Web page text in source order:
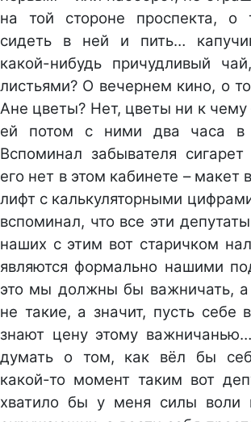
на той стороне проспекта, о
сидеть в ней и пить…
какой-нибудь причудливый
листьями? О вечернем кино, о
Ане цветы? Нет, цветы ни к чему
ей потом с ними два часа в
Вспоминал забывателя
его нет в этом кабинете – макет
лифт с калькуляторными
вспоминал, что все эти
наших с этим вот старичком
являются формально нашими
это мы должны бы важничать,
не такие, а значит, пусть себе
знают цену этому
думать о том, как вёл бы
какой-то момент таким вот
хватило бы у меня силы воли